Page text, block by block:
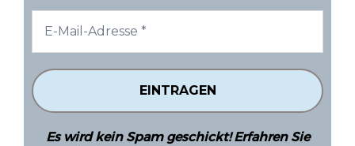
Es wird kein Spam geschickt! Erfahren Sie